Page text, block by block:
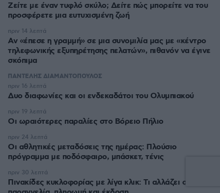
Ζείτε με έναν τυφλό σκύλο; Δείτε πώς μπορείτε να του
προσφέρετε μια ευτυχισμένη ζωή
Αν «έπεσε η γραμμή» σε μια συνομιλία μας με «κέντρο
τηλεφωνικής εξυπηρέτησης πελατών», πιθανόν να έγινε
σκόπιμα
πριν 14 λεπτά
ΠΑΝΤΕΛΗΣ ΔΙΑΜΑΝΤΟΠΟΥΛΟΣ
Δυο διαφωνίες και οι ενδεκαδάτοι του Ολυμπιακού
πριν 16 λεπτά
Οι ωραιότερες παραλίες στο Βόρειο Πήλιο
πριν 19 λεπτά
Οι αθλητικές μεταδόσεις της ημέρας: Πλούσιο
πρόγραμμα με ποδόσφαιρο, μπάσκετ, τένις
πριν 24 λεπτά
Πινακίδες κυκλοφορίας με λίγα κλικ: Τι αλλάζει σε
πριν 30 λεπτά